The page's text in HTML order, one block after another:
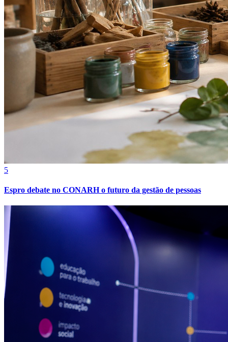
Ceará
5
Espro debate no CONARH o futuro da gestão de pessoas